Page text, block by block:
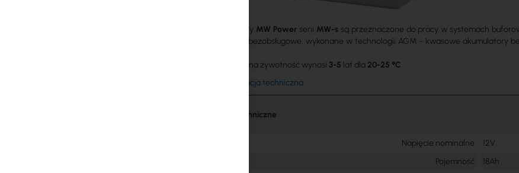
Akumulatory MW Power serii MW-ssą przeznaczone do pracy w systemach
całkowicie bezobsługowe, wykonane w technologii AGM - kwasowe
Projektowana żywotność wynosi 3-5 lat dla 20-25 °C
Dokumentacja techniczna
Dane Techniczne
Napięcie nominalne
12V
Pojemność
18Ah